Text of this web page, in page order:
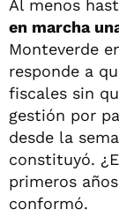
Al menos
en marcha
Monteverde
responde a
fiscales sin
gestión por
desde la
constituyó.
primeros
conformó.